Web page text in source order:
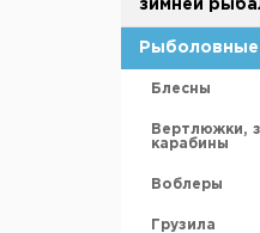
зимней
Палатки для
Полы для
Аксессуары
Блесны
Вертлюжки,
карабины
Воблеры
Грузила